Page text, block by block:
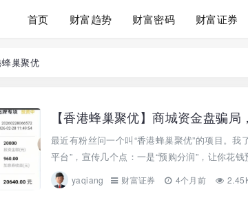
首页 财富趋势 财富密码 财富证券
蜂巢聚优
【香港蜂巢聚优】商城资金盘骗
最近有粉丝问一个叫“香港蜂巢聚优”的项目。
平台”，宣传几个点：一是“预购分润”，让你花
yaqiang 财富证券 4个月前